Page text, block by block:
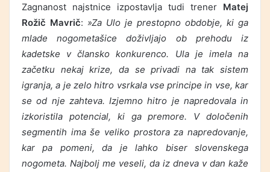
Zagnanost najstnice izpostavlja tudi trener Matej
Rožič Mavrič: »Za Ulo je prestopno obdobje, ki ga
mlade nogometašice doživljajo ob prehodu iz
kadetske v člansko konkurenco. Ula je imela na
začetku nekaj krize, da se privadi na tak sistem
igranja, a je zelo hitro vsrkala vse principe in vse, kar
se od nje zahteva. Izjemno hitro je napredovala in
izkoristila potencial, ki ga premore. V določenih
segmentih ima še veliko prostora za napredovanje,
kar pa pomeni, da je lahko biser slovenskega
nogometa. Najbolj me veseli, da iz dneva v dan kaže